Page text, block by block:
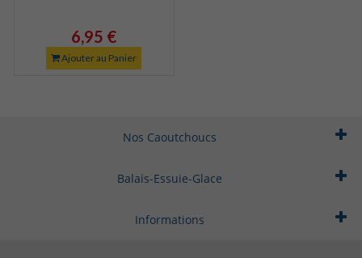
6,95 €
Ajouter au Panier
Nos Caoutchoucs
Balais-Essuie-Glace
Informations